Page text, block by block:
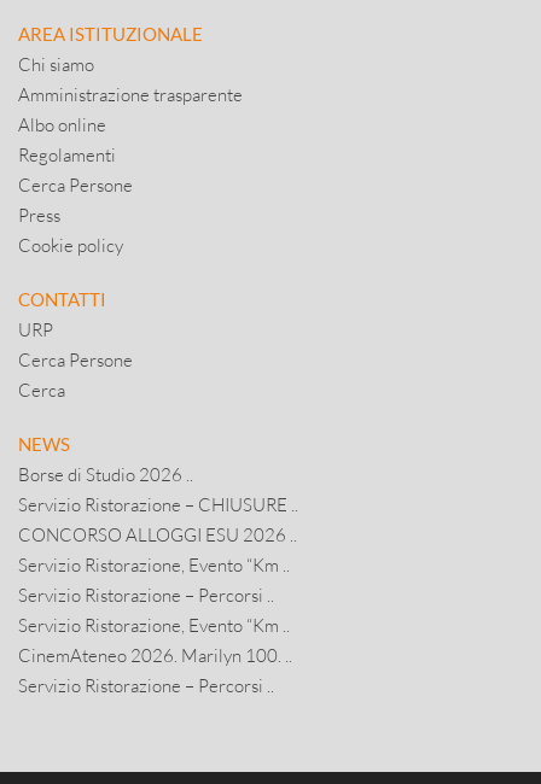
AREA ISTITUZIONALE
Chi siamo
Amministrazione trasparente
Albo online
Regolamenti
Cerca Persone
Press
Cookie policy
CONTATTI
URP
Cerca Persone
Cerca
NEWS
Borse di Studio 2026 ..
Servizio Ristorazione – CHIUSURE ..
CONCORSO ALLOGGI ESU 2026 ..
Servizio Ristorazione, Evento “Km ..
Servizio Ristorazione – Percorsi ..
Servizio Ristorazione, Evento “Km ..
CinemAteneo 2026. Marilyn 100. ..
Servizio Ristorazione – Percorsi ..